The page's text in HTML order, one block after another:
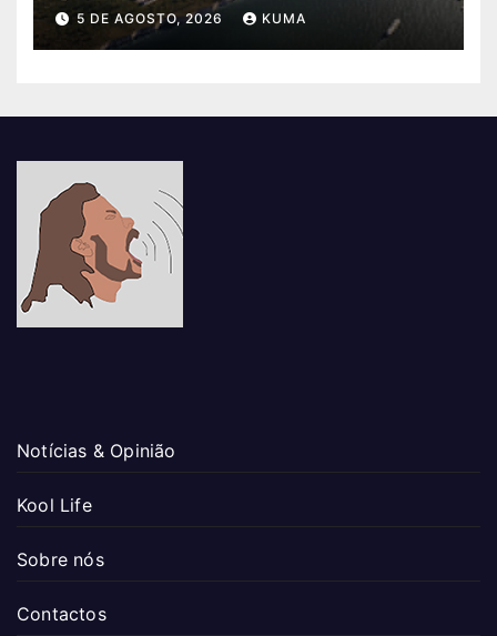
5 DE AGOSTO, 2026 KUMA
Notícias & Opinião
Kool Life
Sobre nós
Contactos